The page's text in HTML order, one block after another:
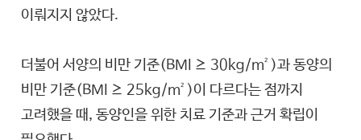
이뤄지지 않았다.
더불어 서양의 비만 기준(BMI ≥ 30kg/m²)과 동양의
비만 기준(BMI ≥ 25kg/m²)이 다르다는 점까지
고려했을 때, 동양인을 위한 치료 기준과 근거 확립이